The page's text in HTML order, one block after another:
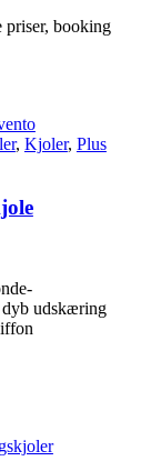
priser, booking
, Kjoler, Plus
udskæring